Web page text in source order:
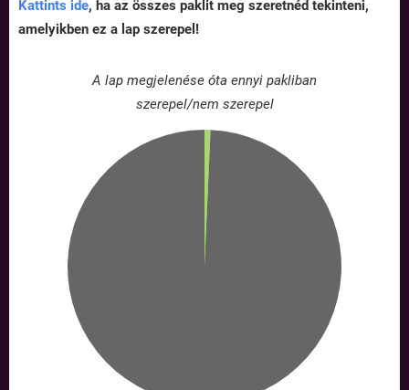
Kattints ide, ha az összes paklit meg szeretnéd tekinteni,
amelyikben ez a lap szerepel!
A lap megjelenése óta ennyi pakliban
szerepel/nem szerepel